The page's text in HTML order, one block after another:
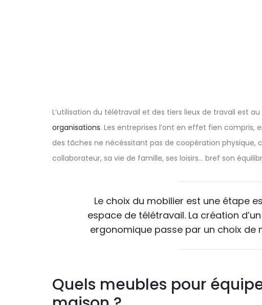
L’utilisation du télétravail et des tiers lieux de travail est
organisations. Les entreprises l’ont en effet fien
des tâches ne nécéssitant pas de coopération physique,
collaborateur, sa vie de famille, ses loisirs… bref son
Le choix du mobilier est une étape
espace de télétravail. La création
ergonomique passe par un choix de
Quels meubles pour